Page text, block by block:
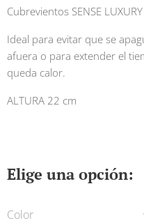
Cubrevientos SENSE LUXURY
Ideal para evitar que se
afuera o para extender el
queda calor.
ALTURA 22 cm
Elige una opción:
Color